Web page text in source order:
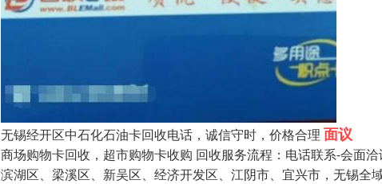
无锡经开区中石化石油卡回收电话，诚信守时，价格合理 面议
商场购物卡回收，超市购物卡收购 回收服务流程：电话联系-会面
滨湖区、梁溪区、新吴区、经济开发区、江阴市、宜兴市，无锡